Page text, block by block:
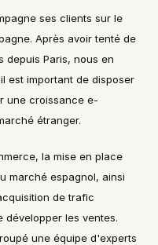
ses clients sur le
Après avoir tenté de
depuis Paris, nous en
est important de disposer
une croissance e-
étranger.
la mise en place
marché espagnol, ainsi
de trafic
développer les ventes.
une équipe d'experts